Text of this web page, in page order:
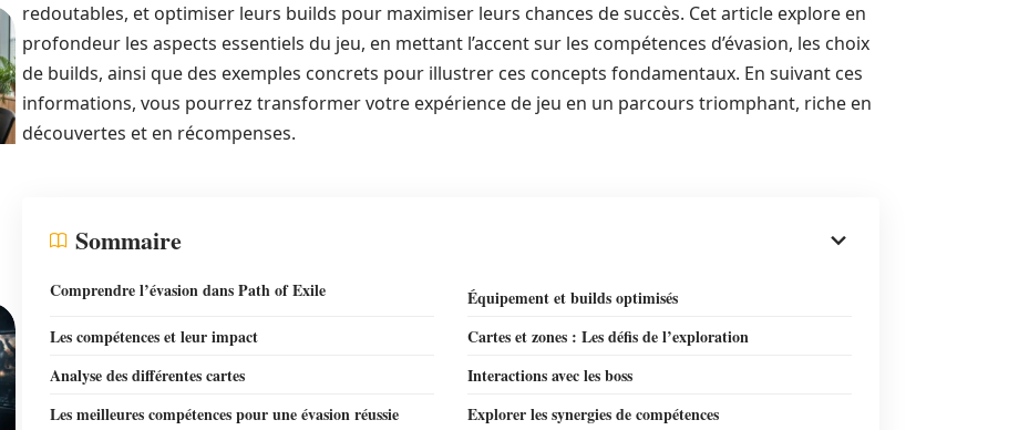
redoutables, et optimiser leurs builds pour maximiser leurs chances de succès. Cet article explore en
profondeur les aspects essentiels du jeu, en mettant l’accent sur les compétences d’évasion, les choix
de builds, ainsi que des exemples concrets pour illustrer ces concepts fondamentaux. En suivant ces
informations, vous pourrez transformer votre expérience de jeu en un parcours triomphant, riche en
découvertes et en récompenses.
Sommaire
Comprendre l’évasion dans Path of Exile
Équipement et builds optimisés
Les compétences et leur impact
Cartes et zones : Les défis de l’exploration
Analyse des différentes cartes
Interactions avec les boss
Les meilleures compétences pour une évasion réussie
Explorer les synergies de compétences